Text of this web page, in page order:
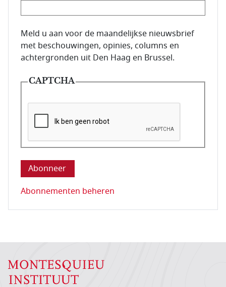
E-mailadres van de abonnee.
Meld u aan voor de maandelijkse nieuwsbrief
met beschouwingen, opinies, columns en
achtergronden uit Den Haag en Brussel.
CAPTCHA
Deze vraag is om te controleren dat u een mens
Abonnementen beheren